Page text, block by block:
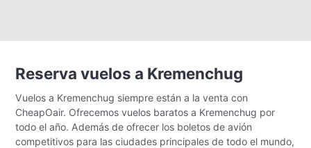
Reserva vuelos a Kremenchug
Vuelos a Kremenchug siempre están a la venta con
CheapOair. Ofrecemos vuelos baratos a Kremenchug por
todo el año. Además de ofrecer los boletos de avión
competitivos para las ciudades principales de todo el mundo,